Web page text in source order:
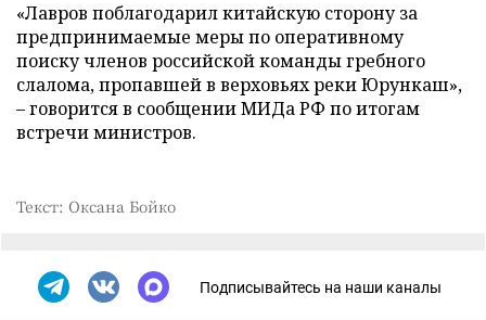
«Лавров поблагодарил китайскую сторону за
предпринимаемые меры по оперативному
поиску членов российской команды гребного
слалома, пропавшей в верховьях реки Юрункаш»,
– говорится в сообщении МИДа РФ по итогам
встречи министров.
Текст: Оксана Бойко
Подписывайтесь на наши каналы